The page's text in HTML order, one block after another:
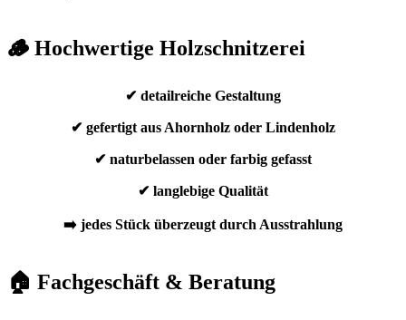
🪵 Hochwertige Holzschnitzerei
✔ detailreiche Gestaltung
✔ gefertigt aus Ahornholz oder Lindenholz
✔ naturbelassen oder farbig gefasst
✔ langlebige Qualität
➡️ jedes Stück überzeugt durch Ausstrahlung
🏠 Fachgeschäft & Beratung